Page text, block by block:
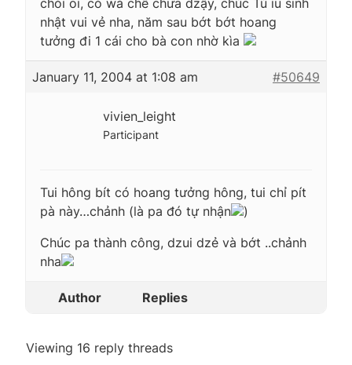
nhật vui vẻ nha, năm sau bớt bớt hoang
tưởng đi 1 cái cho bà con nhờ kìa
January 11, 2004 at 1:08 am #50649
vivien_leight
Participant
Tui hông bít có hoang tưởng hông, tui chỉ pít
pà này…chảnh (là pa đó tự nhận
)
Chúc pa thành công, dzui dzẻ và bớt ..chảnh
nha
Author Replies
Viewing 16 reply threads